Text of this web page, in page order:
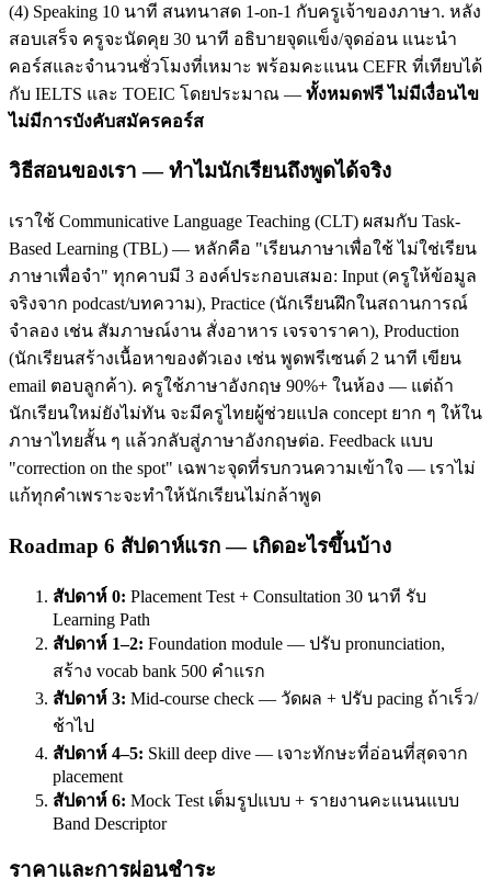
(4) Speaking 10 นาที สนทนาสด 1-on-1 กับครูเจ้าของภาษา. หลัง
สอบเสร็จ ครูจะนัดคุย 30 นาที อธิบายจุดแข็ง/จุดอ่อน แนะนำ
คอร์สและจำนวนชั่วโมงที่เหมาะ พร้อมคะแนน CEFR ที่เทียบได้
กับ IELTS และ TOEIC โดยประมาณ — ทั้งหมดฟรี ไม่มีเงื่อนไข
ไม่มีการบังคับสมัครคอร์ส
วิธีสอนของเรา — ทำไมนักเรียนถึงพูดได้จริง
เราใช้ Communicative Language Teaching (CLT) ผสมกับ Task-
Based Learning (TBL) — หลักคือ "เรียนภาษาเพื่อใช้ ไม่ใช่เรียน
ภาษาเพื่อจำ" ทุกคาบมี 3 องค์ประกอบเสมอ: Input (ครูให้ข้อมูล
จริงจาก podcast/บทความ), Practice (นักเรียนฝึกในสถานการณ์
จำลอง เช่น สัมภาษณ์งาน สั่งอาหาร เจรจาราคา), Production
(นักเรียนสร้างเนื้อหาของตัวเอง เช่น พูดพรีเซนต์ 2 นาที เขียน
email ตอบลูกค้า). ครูใช้ภาษาอังกฤษ 90%+ ในห้อง — แต่ถ้า
นักเรียนใหม่ยังไม่ทัน จะมีครูไทยผู้ช่วยแปล concept ยาก ๆ ให้ใน
ภาษาไทยสั้น ๆ แล้วกลับสู่ภาษาอังกฤษต่อ. Feedback แบบ
"correction on the spot" เฉพาะจุดที่รบกวนความเข้าใจ — เราไม่
แก้ทุกคำเพราะจะทำให้นักเรียนไม่กล้าพูด
Roadmap 6 สัปดาห์แรก — เกิดอะไรขึ้นบ้าง
สัปดาห์ 0: Placement Test + Consultation 30 นาที รับ
Learning Path
สัปดาห์ 1–2: Foundation module — ปรับ pronunciation,
สร้าง vocab bank 500 คำแรก
สัปดาห์ 3: Mid-course check — วัดผล + ปรับ pacing ถ้าเร็ว/
ช้าไป
สัปดาห์ 4–5: Skill deep dive — เจาะทักษะที่อ่อนที่สุดจาก
placement
สัปดาห์ 6: Mock Test เต็มรูปแบบ + รายงานคะแนนแบบ
Band Descriptor
ราคาและการผ่อนชำระ